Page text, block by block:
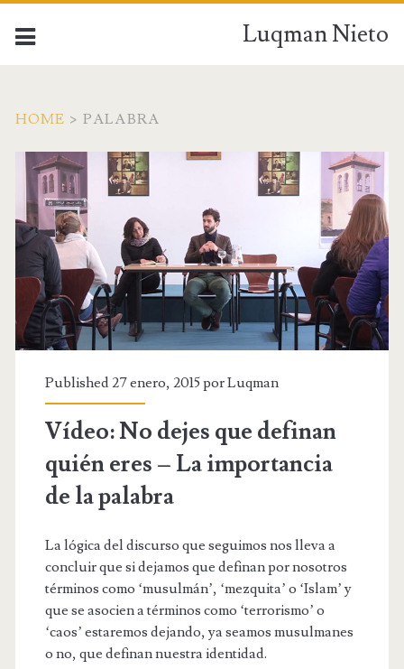
Luqman Nieto
HOME > PALABRA
Published 27 enero, 2015 porLuqman
Vídeo: No dejes que definan
quién eres – La importancia
de la palabra
La lógica del discurso que seguimos nos lleva a
concluir que si dejamos que definan por nosotros
términos como ‘musulmán’, ‘mezquita’ o ‘Islam’ y
que se asocien a términos como ‘terrorismo’ o
‘caos’ estaremos dejando, ya seamos musulmanes
o no, que definan nuestra identidad.